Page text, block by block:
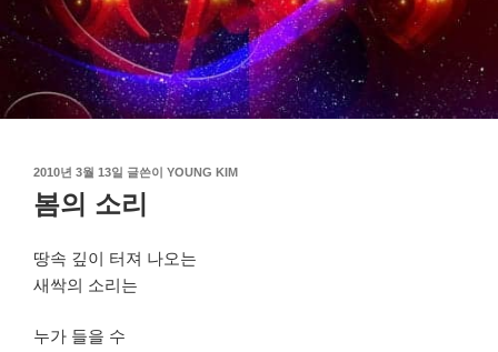
작
성
일
2010년 3월 13일 글쓴이 YOUNG KIM
봄의 소리
땅속 깊이 터져 나오는
새싹의 소리는
누가 들을 수